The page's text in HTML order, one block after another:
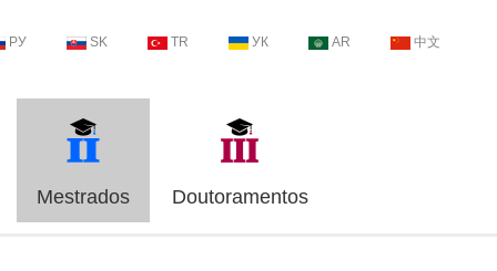
РУ SK TR УК AR 中文
Mestrados Doutoramentos